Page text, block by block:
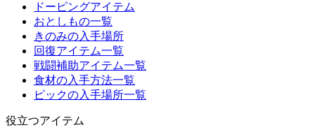
ドーピングアイテム
おとしもの一覧
きのみの入手場所
回復アイテム一覧
戦闘補助アイテム一覧
食材の入手方法一覧
ピックの入手場所一覧
役立つアイテム